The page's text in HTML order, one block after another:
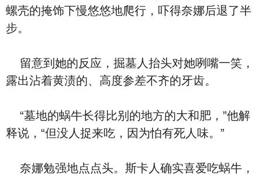
螺壳的掩饰下慢悠悠地爬行，吓得奈娜后退了半
步。
留意到她的反应，掘墓人抬头对她咧嘴一笑，
露出沾着黄渍的、高度参差不齐的牙齿。
“墓地的蜗牛长得比别的地方的大和肥，”他解
释说，“但没人捉来吃，因为怕有死人味。”
奈娜勉强地点点头。斯卡人确实喜爱吃蜗牛，